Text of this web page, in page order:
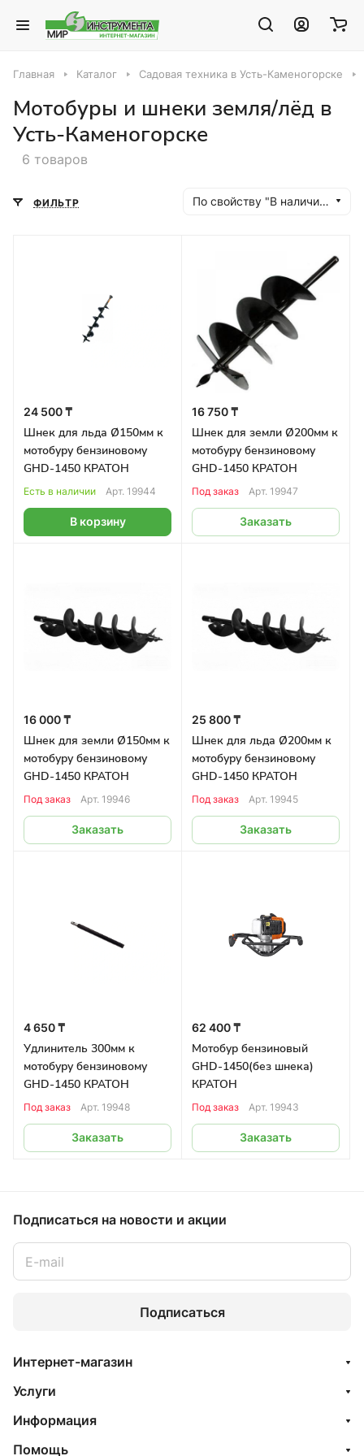
Главная Каталог Садовая техника в Усть-Каменогорске
Мотобуры и шнеки земля/лёд в
Усть-Каменогорске
6 товаров
ФИЛЬТР По свойству "В наличии" (убывание)
24 500 ₸
Шнек для льда Ø150мм к
мотобуру бензиновому
GHD-1450 КРАТОН
Есть в наличии Арт. 19944
В корзину
16 750 ₸
Шнек для земли Ø200мм к
мотобуру бензиновому
GHD-1450 КРАТОН
Под заказ Арт. 19947
Заказать
16 000 ₸
Шнек для земли Ø150мм к
мотобуру бензиновому
GHD-1450 КРАТОН
Под заказ Арт. 19946
Заказать
25 800 ₸
Шнек для льда Ø200мм к
мотобуру бензиновому
GHD-1450 КРАТОН
Под заказ Арт. 19945
Заказать
4 650 ₸
Удлинитель 300мм к
мотобуру бензиновому
GHD-1450 КРАТОН
Под заказ Арт. 19948
Заказать
62 400 ₸
Мотобур бензиновый
GHD-1450(без шнека)
КРАТОН
Под заказ Арт. 19943
Заказать
Подписаться на новости и акции
Подписаться
Интернет-магазин
Услуги
Информация
Помощь